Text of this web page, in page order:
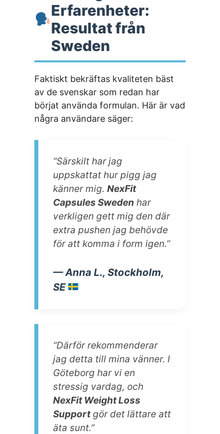
Erfarenheter:
Resultat från
Sweden
Faktiskt bekräftas kvaliteten bäst
av de svenskar som redan har
börjat använda formulan. Här är vad
några användare säger:
“Särskilt har jag
uppskattat hur pigg jag
känner mig. NexFit
Capsules Sweden har
verkligen gett mig den där
extra pushen jag behövde
för att komma i form igen.”
— Anna L., Stockholm,
SE
“Därför rekommenderar
jag detta till mina vänner. I
Göteborg har vi en
stressig vardag, och
NexFit Weight Loss
Supportgör det lättare att
äta sunt.”